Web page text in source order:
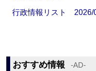
行政情報リスト 2026/
おすすめ情報 ‐AD‐